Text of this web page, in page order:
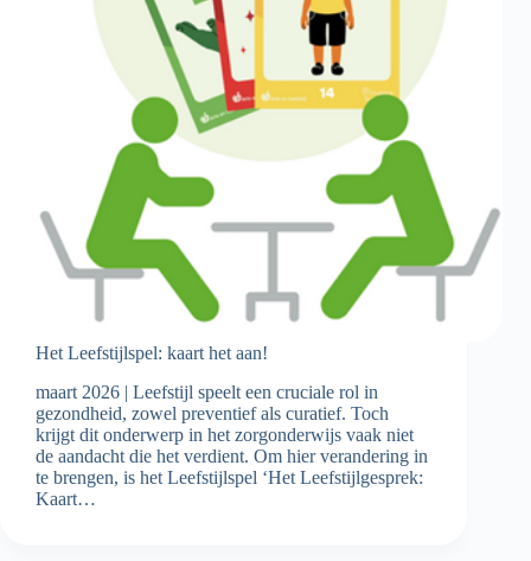
Het Leefstijlspel: kaart het aan!
maart 2026 | Leefstijl speelt een cruciale rol in
gezondheid, zowel preventief als curatief. Toch
krijgt dit onderwerp in het zorgonderwijs vaak niet
de aandacht die het verdient. Om hier verandering in
te brengen, is het Leefstijlspel ‘Het Leefstijlgesprek:
Kaart…